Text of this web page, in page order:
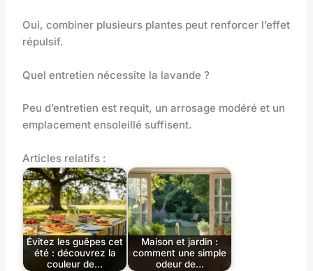
Oui, combiner plusieurs plantes peut renforcer l’effet
répulsif.
Quel entretien nécessite la lavande ?
Peu d’entretien est requit, un arrosage modéré et un
emplacement ensoleillé suffisent.
Articles relatifs :
Évitez les guêpes cet
été : découvrez la
couleur de…
Maison et jardin :
comment une simple
odeur de…